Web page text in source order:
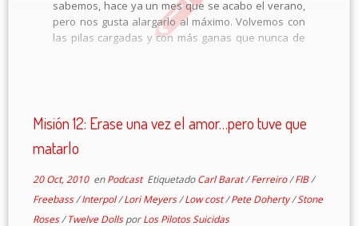
sabemos, hace ya un mes que se acabo el verano,
pero nos gusta alargarlo al máximo. Volvemos con
las pilas cargadas y con más ganas que nunca de
Misión 12: Erase una vez el amor…pero tuve que
matarlo
20 Oct, 2010enPodcast EtiquetadoCarl Barat/Ferreiro/FIB/
Freebass/Interpol/Lori Meyers/Low cost/Pete Doherty/Stone
Roses/Twelve DollsporLos Pilotos Suicidas